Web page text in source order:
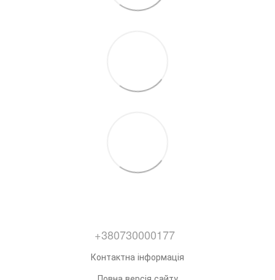
+380730000177
Контактна інформація